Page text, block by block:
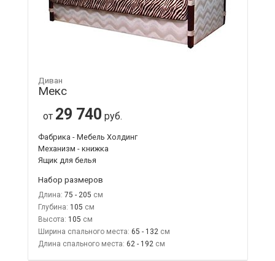
Диван
Мекс
от 29 740 руб.
Фабрика - Мебель Холдинг
Механизм - книжка
Ящик для белья
Набор размеров
Длина: 75 - 205
Глубина: 105
Высота: 105
Ширина спального места: 65 - 132
Длина спального места: 62 - 192